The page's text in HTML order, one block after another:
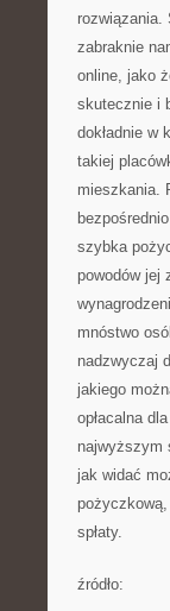
rozwiązania.
zabraknie
online, jako
skutecznie i
dokładnie w
takiej
mieszkania.
szybka
powodów jej
mnóstwo
nadzwyczaj
jakiego
opłacalna
najwyższym
jak widać
spłaty.
źródło: